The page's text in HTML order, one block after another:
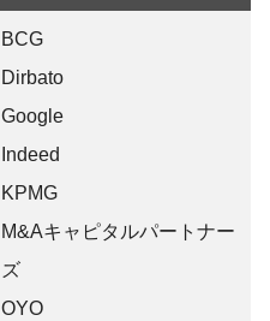
BCG
Dirbato
Google
Indeed
KPMG
M&Aキャピタルパートナー
ズ
OYO